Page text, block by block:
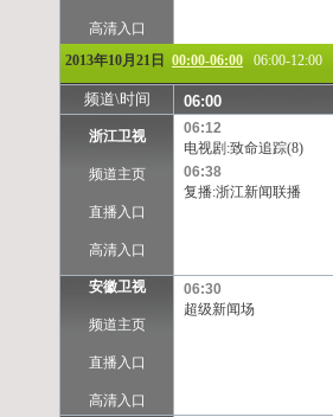
高清入口
2013年10月21日 00:00-06:00 06:00-12:00
频道\时间 06:00
浙江卫视
频道主页
直播入口
高清入口
06:12
电视剧:致命追踪(8)
06:38
复播:浙江新闻联播
安徽卫视
频道主页
直播入口
高清入口
06:30
超级新闻场